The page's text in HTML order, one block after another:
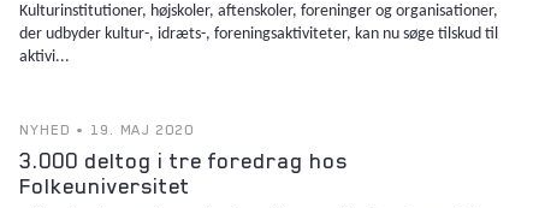
Kulturinstitutioner, højskoler, aftenskoler, foreninger og organisationer,
der udbyder kultur-, idræts-, foreningsaktiviteter, kan nu søge tilskud til
aktivi...
NYHED • 19. MAJ 2020
3.000 deltog i tre foredrag hos
Folkeuniversitet